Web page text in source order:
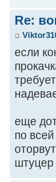
Re:
если
еще
по
штуцер